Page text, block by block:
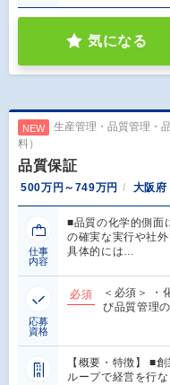
気になる
NEW
生産管理・品質管理・
料）
品質保証
500万円～749万円 大阪府
仕事
内容
■品質の化学的側面
の確実な実行や社
具体的には…
応募
資格
必須
＜必須＞ ・
び品質管理
【概要・特徴】 ■
ループで経営を行